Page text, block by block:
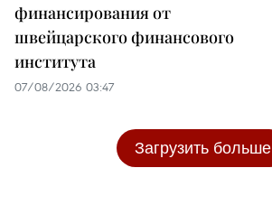
финансирования от
швейцарского финансового
института
07/08/2026 03:47
Загрузить больше